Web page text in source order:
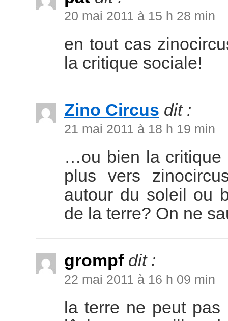
20 mai 2011 à 15 h 28 min
en tout cas
la critique sociale!
Zino Circus dit :
21 mai 2011 à 18 h 19 min
…ou bien la critique
plus vers
autour du soleil ou
de la terre? On ne
grompf dit :
22 mai 2011 à 16 h 09 min
la terre ne peut